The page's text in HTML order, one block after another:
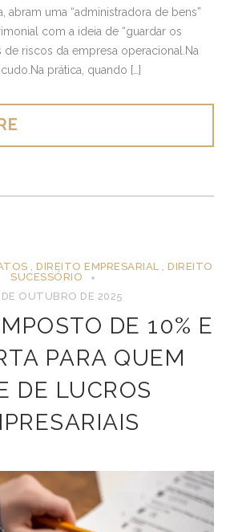
abram uma “administradora de bens”
com a ideia de “guardar os
de riscos da empresa operacional.Na
prática, quando […]
,DIREITO EMPRESARIAL ,DIREITO
SUCESSÓRIO
OUTUBRO DE 2025
DE 10% E
PARA QUEM
DE LUCROS